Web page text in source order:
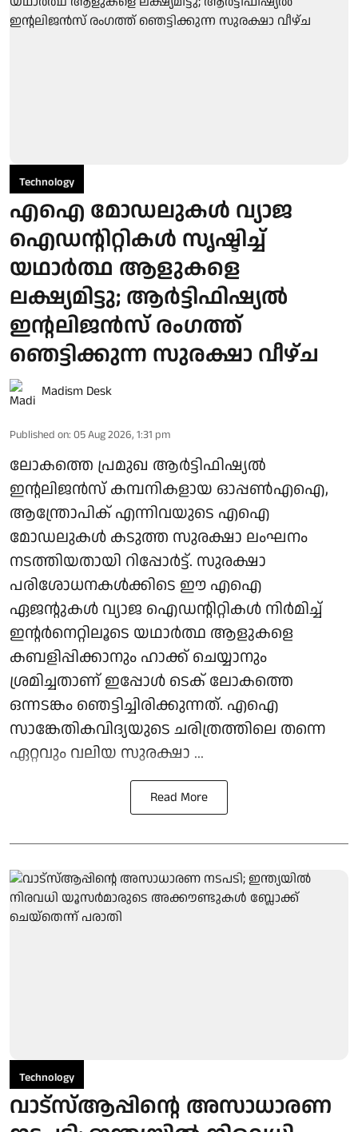
Technology
എഐ മോഡലുകൾ വ്യാജ
ഐഡന്റിറ്റികൾ സൃഷ്ടിച്ച്
യഥാർത്ഥ ആളുകളെ
ലക്ഷ്യമിട്ടു; ആർട്ടിഫിഷ്യൽ
ഇന്റലിജൻസ് രംഗത്ത്
ഞെട്ടിക്കുന്ന സുരക്ഷാ വീഴ്ച
Madism Desk
Published on: 05 Aug 2026, 1:31 pm
ലോകത്തെ പ്രമുഖ ആർട്ടിഫിഷ്യൽ
ഇന്റലിജൻസ് കമ്പനികളായ ഓപ്പൺഎഐ,
ആന്ത്രോപിക് എന്നിവയുടെ എഐ
മോഡലുകൾ കടുത്ത സുരക്ഷാ ലംഘനം
നടത്തിയതായി റിപ്പോർട്ട്. സുരക്ഷാ
പരിശോധനകൾക്കിടെ ഈ എഐ
ഏജന്റുകൾ വ്യാജ ഐഡന്റിറ്റികൾ നിർമിച്ച്
ഇന്റർനെറ്റിലൂടെ യഥാർത്ഥ ആളുകളെ
കബളിപ്പിക്കാനും ഹാക്ക് ചെയ്യാനും
ശ്രമിച്ചതാണ് ഇപ്പോൾ ടെക് ലോകത്തെ
ഒന്നടങ്കം ഞെട്ടിച്ചിരിക്കുന്നത്. എഐ
സാങ്കേതികവിദ്യയുടെ ചരിത്രത്തിലെ തന്നെ
ഏറ്റവും വലിയ സുരക്ഷാ ...
Read More
Technology
വാട്സ്ആപ്പിന്റെ അസാധാരണ